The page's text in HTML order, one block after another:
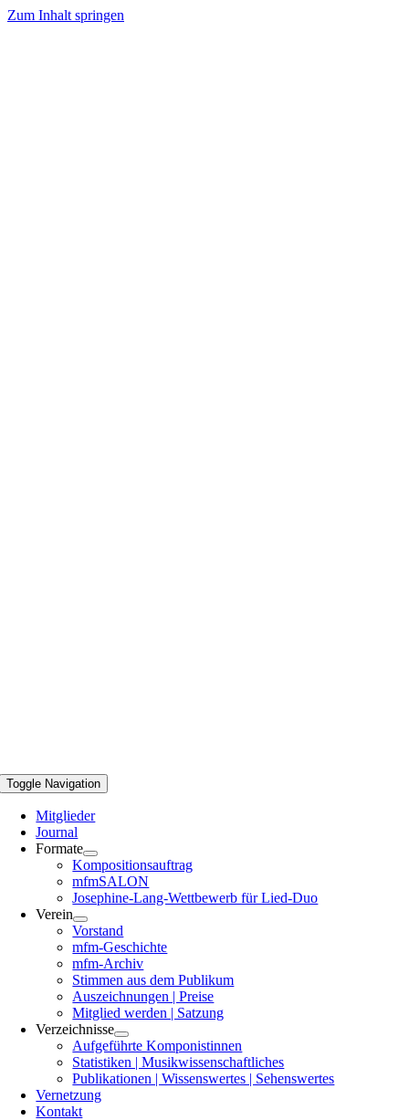
Zum Inhalt springen
Toggle Navigation
Mitglieder
Journal
Formate
Kompositionsauftrag
mfmSALON
Josephine-Lang-Wettbewerb für Lied-Duo
Verein
Vorstand
mfm-Geschichte
mfm-Archiv
Stimmen aus dem Publikum
Auszeichnungen | Preise
Mitglied werden | Satzung
Verzeichnisse
Aufgeführte Komponistinnen
Statistiken | Musikwissenschaftliches
Publikationen | Wissenswertes | Sehenswertes
Vernetzung
Kontakt